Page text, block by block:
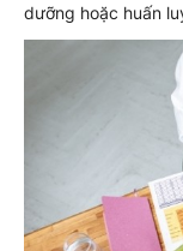
dưỡng hoặc huấn